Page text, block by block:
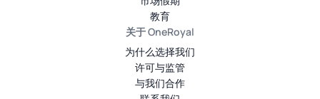
教育
关于 OneRoyal
为什么选择我们
许可与监管
与我们合作